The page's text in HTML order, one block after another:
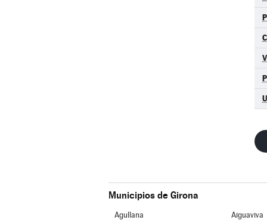
Municipios de Girona
Agullana Aiguaviva